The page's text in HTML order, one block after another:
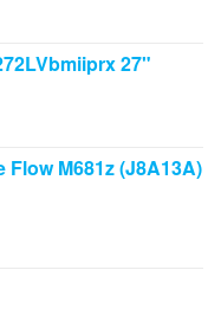
27"
M681z (J8A13A)